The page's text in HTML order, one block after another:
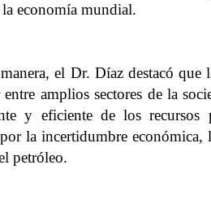
economía mundial.
el Dr. Díaz destacó que
amplios sectores de la
y eficiente de los
la incertidumbre
petróleo.